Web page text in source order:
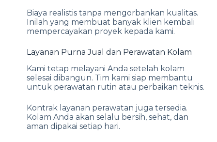
Biaya realistis tanpa mengorbankan kualitas.
Inilah yang membuat banyak klien kembali
mempercayakan proyek kepada kami.
Layanan Purna Jual dan Perawatan Kolam
Kami tetap melayani Anda setelah kolam
selesai dibangun. Tim kami siap membantu
untuk perawatan rutin atau perbaikan teknis.
Kontrak layanan perawatan juga tersedia.
Kolam Anda akan selalu bersih, sehat, dan
aman dipakai setiap hari.